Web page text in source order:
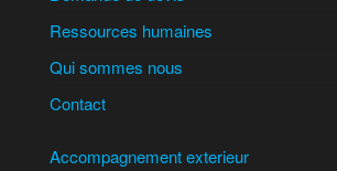
Ressources humaines
Qui sommes nous
Contact
Accompagnement exterieur